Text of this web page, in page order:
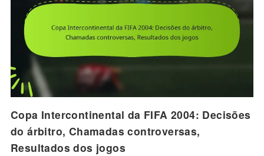
Copa Intercontinental da FIFA 2004: Decisões
do árbitro, Chamadas controversas,
Resultados dos jogos